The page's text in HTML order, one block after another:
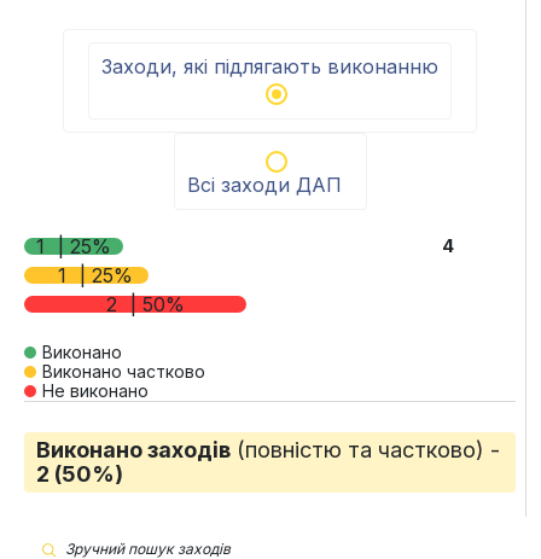
Заходи, які підлягають виконанню
Всі заходи ДАП
1
| 25%
1
| 25%
2
| 50%
4
Виконано
Виконано частково
Не виконано
Виконано заходів (повністю та частково) -
2 (50%)
Зручний пошук заходів